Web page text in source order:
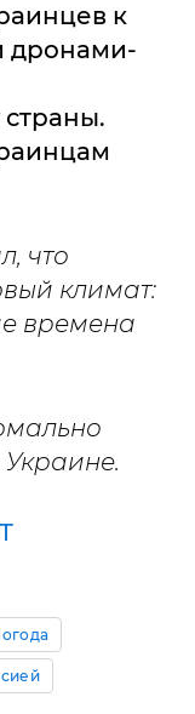
к
дронами-
что
климат:
времена
Украине.